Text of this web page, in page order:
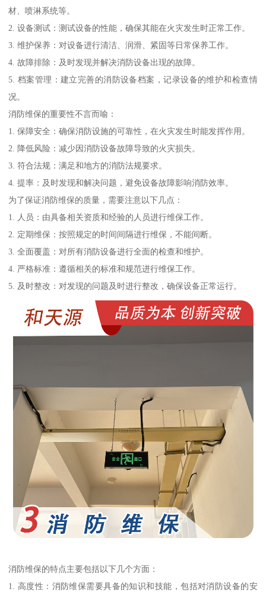
材、喷淋系统等。
2. 设备测试：测试设备的性能，确保其能在火灾发生时正常工作。
3. 维护保养：对设备进行清洁、润滑、紧固等日常保养工作。
4. 故障排除：及时发现并解决消防设备出现的故障。
5. 档案管理：建立完善的消防设备档案，记录设备的维护和检查情
况。
消防维保的重要性不言而喻：
1. 保障安全：确保消防设施的可靠性，在火灾发生时能发挥作用。
2. 降低风险：减少因消防设备故障导致的火灾损失。
3. 符合法规：满足和地方的消防法规要求。
4. 提率：及时发现和解决问题，避免设备故障影响消防效率。
为了保证消防维保的质量，需要注意以下几点：
1. 人员：由具备相关资质和经验的人员进行维保工作。
2. 定期维保：按照规定的时间间隔进行维保，不能间断。
3. 全面覆盖：对所有消防设备进行全面的检查和维护。
4. 严格标准：遵循相关的标准和规范进行维保工作。
5. 及时整改：对发现的问题及时进行整改，确保设备正常运行。
消防维保的特点主要包括以下几个方面：
1. 高度性：消防维保需要具备的知识和技能，包括对消防设备的安